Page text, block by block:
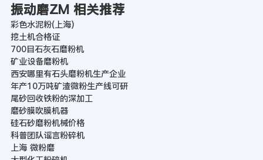
振动磨ZM 相关推荐
彩色水泥粉(上海)
挖土机合格证
700目石灰石磨粉机
矿业设备磨粉机
西安哪里有石头磨粉机生产企业
年产10万吨矿渣微粉生产线可研
尾砂回收铁粉的深加工
磨砂膜吹膜机器
硅石砂磨粉机械价格
科普团队谣言粉碎机
上海 微粉磨